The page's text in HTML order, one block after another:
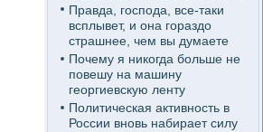
Правда, господа, все-таки
всплывет, и она гораздо
страшнее, чем вы думаете
Почему я никогда больше не
повешу на машину
георгиевскую ленту
Политическая активность в
России вновь набирает силу